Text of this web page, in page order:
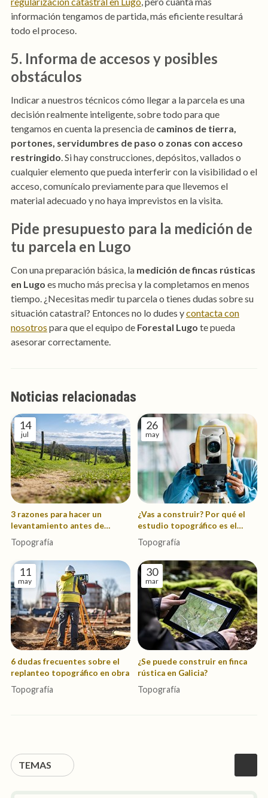
TEMAS
información tengamos de partida, más eficiente resultará
todo el proceso.
5. Informa de accesos y posibles
obstáculos
Indicar a nuestros técnicos cómo llegar a la parcela es una
decisión realmente inteligente, sobre todo para que
tengamos en cuenta la presencia de caminos de tierra,
portones, servidumbres de paso o zonas con acceso
restringido. Si hay construcciones, depósitos, vallados o
cualquier elemento que pueda interferir con la visibilidad o el
acceso, comunícalo previamente para que llevemos el
material adecuado y no haya imprevistos en la visita.
Pide presupuesto para la medición de
tu parcela en Lugo
Con una preparación básica, la medición de fincas rústicas
en Lugo es mucho más precisa y la completamos en menos
tiempo. ¿Necesitas medir tu parcela o tienes dudas sobre su
situación catastral? Entonces no lo dudes ycontacta con
nosotros para que el equipo de Forestal Lugo te pueda
asesorar correctamente.
Noticias relacionadas
14
jul
3 razones para hacer un
levantamiento antes de
comprar una finca
Topografía
26
may
¿Vas a construir? Por qué el
estudio topográfico es el
cimiento de tu obra
Topografía
11
may
6 dudas frecuentes sobre el
replanteo topográfico en obra
Topografía
30
mar
¿Se puede construir en finca
rústica en Galicia?
Topografía